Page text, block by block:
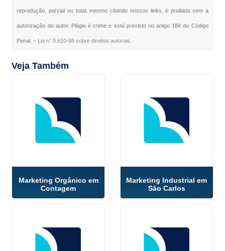
reprodução, parcial ou total, mesmo citando nossos links, é proibida sem a
autorização do autor. Plágio é crime e está previsto no artigo 184 do Código
Penal. – Lei n° 9.610-98 sobre direitos autorais
Veja Também
Marketing Orgânico em
Contagem
Marketing Industrial em
São Carlos